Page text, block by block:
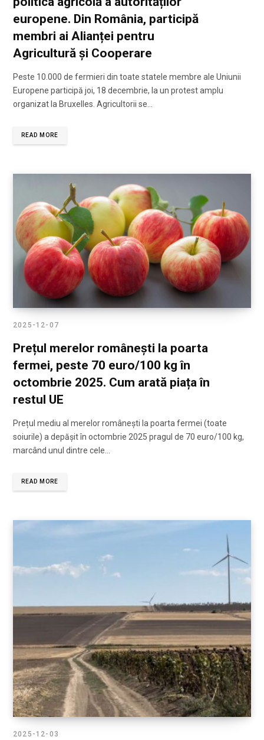
europene. Din România, participă
membri ai Alianței pentru
Agricultură și Cooperare
Peste 10.000 de fermieri din toate statele membre ale Uniunii
Europene participă joi, 18 decembrie, la un protest amplu
organizat la Bruxelles. Agricultorii se…
READ MORE
2025-12-07
Prețul merelor românești la poarta
fermei, peste 70 euro/100 kg în
octombrie 2025. Cum arată piața în
restul UE
Prețul mediu al merelor românești la poarta fermei (toate
soiurile) a depășit în octombrie 2025 pragul de 70 euro/100 kg,
marcând unul dintre cele…
READ MORE
2025-12-03